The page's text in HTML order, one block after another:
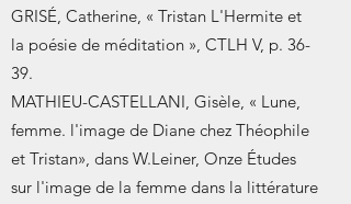
GRISÉ, Catherine, « Tristan L'Hermite et
la poésie de méditation », CTLH V, p. 36-
39.
MATHIEU-CASTELLANI, Gisèle, « Lune,
femme. l'image de Diane chez Théophile
et Tristan», dans W.Leiner, Onze Études
sur l'image de la femme dans la littérature